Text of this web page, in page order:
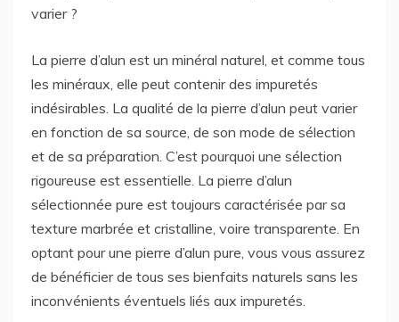
varier ?
La pierre d’alun est un minéral naturel, et comme tous
les minéraux, elle peut contenir des impuretés
indésirables. La qualité de la pierre d’alun peut varier
en fonction de sa source, de son mode de sélection
et de sa préparation. C’est pourquoi une sélection
rigoureuse est essentielle. La pierre d’alun
sélectionnée pure est toujours caractérisée par sa
texture marbrée et cristalline, voire transparente. En
optant pour une pierre d’alun pure, vous vous assurez
de bénéficier de tous ses bienfaits naturels sans les
inconvénients éventuels liés aux impuretés.